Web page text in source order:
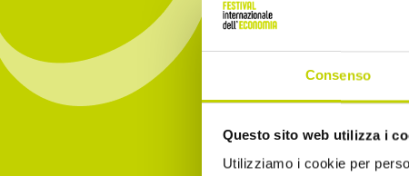
Consenso
Questo sito web utilizza i
Utilizziamo i cookie per